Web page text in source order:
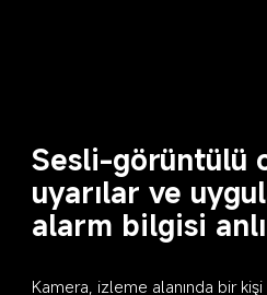
Sesli-görüntülü
uyarılar ve
alarm bilgisi
Kamera, izleme alanında bir kişi